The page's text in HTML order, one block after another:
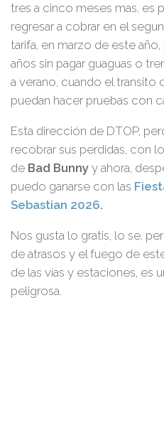
tres a cinco meses mas, es
regresar a cobrar en el
tarifa, en marzo de este
años sin pagar guaguas o
a verano, cuando el transito
puedan hacer pruebas con
Esta dirección de DTOP,
recobrar sus perdidas, con
de Bad Bunny y ahora,
puedo ganarse con las
Sebastian 2026.
Nos gusta lo gratis, lo se,
de atrasos y el fuego de
de las vías y estaciones, es
peligrosa.